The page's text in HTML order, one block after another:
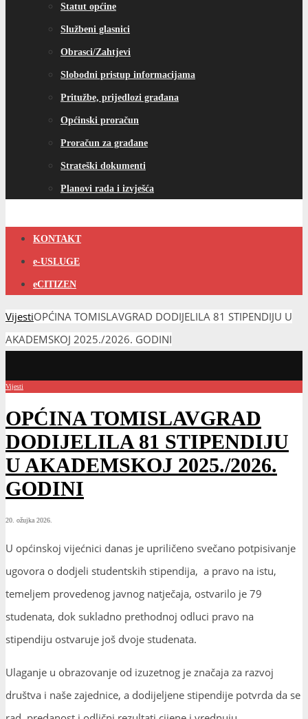
Statut općine
Službeni glasnici
Obrasci/Zahtjevi
Slobodni pristup informacijama
Pritužbe, prijedlozi građana
Općinski proračun
Proračun za građane
Strateški dokumenti
Planovi rada i izvješća
KONTAKT
e-USLUGE
eCITIZEN
VijestiOPĆINA TOMISLAVGRAD DODIJELILA 81 STIPENDIJU U
AKADEMSKOJ 2025./2026. GODINI
Vijesti
OPĆINA TOMISLAVGRAD
DODIJELILA 81 STIPENDIJU
U AKADEMSKOJ 2025./2026.
GODINI
20. ožujka 2026.
U općinskoj vijećnici danas je upriličeno svečano potpisivanje
ugovora o dodjeli studentskih stipendija, a pravo na istu,
temeljem provedenog javnog natječaja, ostvarilo je 79
studenata, dok sukladno prethodnoj odluci pravo na
stipendiju ostvaruje još dvoje studenata.
Ulaganje u obrazovanje od izuzetnog je značaja za razvoj
društva i naše zajednice, a dodijeljene stipendije potvrda da se